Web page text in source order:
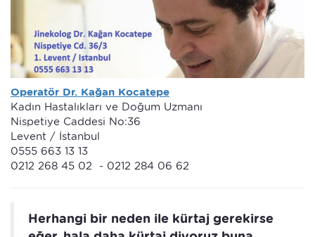
Operatör Dr. Kağan Kocatepe
Kadın Hastalıkları ve Doğum Uzmanı
Nispetiye Caddesi No:36
Levent / İstanbul
0555 663 13 13
0212 268 45 02 - 0212 284 06 62
Herhangi bir neden ile kürtaj gerekirse